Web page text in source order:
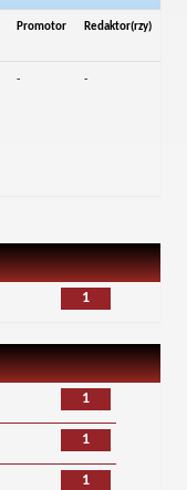
Promotor Redaktor(rzy)
- -
1
1
1
1